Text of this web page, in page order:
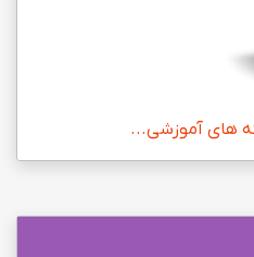
های آموزشی...